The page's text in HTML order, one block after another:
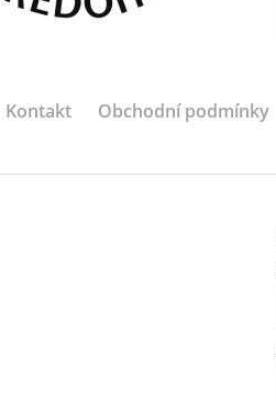
Kontakt Obchodní podmínky